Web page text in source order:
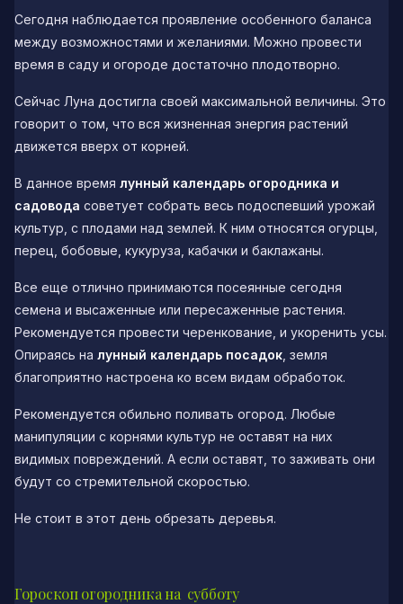
Сегодня наблюдается проявление особенного баланса
между возможностями и желаниями. Можно провести
время в саду и огороде достаточно плодотворно.
Сейчас Луна достигла своей максимальной величины. Это
говорит о том, что вся жизненная энергия растений
движется вверх от корней.
В данное время лунный календарь огородника и
садовода советует собрать весь подоспевший урожай
культур, с плодами над землей. К ним относятся огурцы,
перец, бобовые, кукуруза, кабачки и баклажаны.
Все еще отлично принимаются посеянные сегодня
семена и высаженные или пересаженные растения.
Рекомендуется провести черенкование, и укоренить усы.
Опираясь на лунный календарь посадок , земля
благоприятно настроена ко всем видам обработок.
Рекомендуется обильно поливать огород. Любые
манипуляции с корнями культур не оставят на них
видимых повреждений. А если оставят, то заживать они
будут со стремительной скоростью.
Не стоит в этот день обрезать деревья.
Гороскоп огородника на субботу